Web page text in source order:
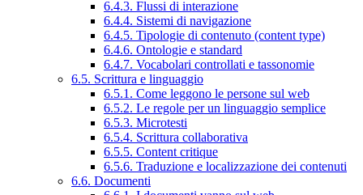
6.4.3. Flussi di interazione
6.4.4. Sistemi di navigazione
6.4.5. Tipologie di contenuto (content type)
6.4.6. Ontologie e standard
6.4.7. Vocabolari controllati e tassonomie
6.5. Scrittura e linguaggio
6.5.1. Come leggono le persone sul web
6.5.2. Le regole per un linguaggio semplice
6.5.3. Microtesti
6.5.4. Scrittura collaborativa
6.5.5. Content critique
6.5.6. Traduzione e localizzazione dei contenuti
6.6. Documenti